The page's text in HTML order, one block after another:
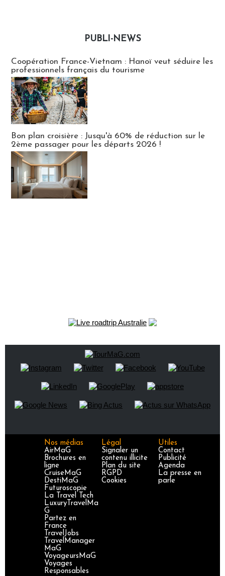
PUBLI-NEWS
Coopération France-Vietnam : Hanoï veut séduire les
professionnels français du tourisme
Bon plan croisière : Jusqu'à 60% de réduction sur le
2ème passager pour les départs 2026 !
Nos médias
AirMaG
Brochures en
ligne
CruiseMaG
DestiMaG
Futuroscopie
La Travel Tech
LuxuryTravelMa
G
Partez en
France
TravelJobs
TravelManager
MaG
VoyageursMaG
Voyages
Responsables
Légal
Signaler un
contenu illicite
Plan du site
RGPD
Cookies
Utiles
Contact
Publicité
Agenda
La presse en
parle